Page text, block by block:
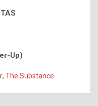
Up)
, The Substance